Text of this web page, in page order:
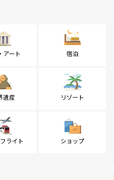
アート 宿泊
遺産 リゾート
ライト ショップ